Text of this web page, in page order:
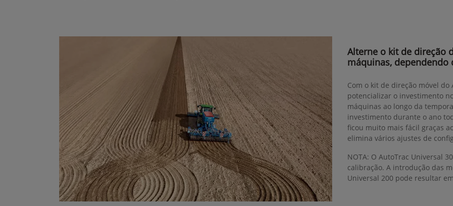
Alterne o kit de direção
máquinas, dependendo
Com o kit de direção móvel
potencializar o investimento
máquinas ao longo da
investimento durante o ano
ficou muito mais fácil graças
elimina vários ajustes de
NOTA: O AutoTrac Universal
calibração. A introdução das
Universal 200 pode resultar